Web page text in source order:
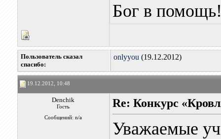
Бог в
Пользователь сказал
cпасибо:
onlyyou (19.12.2012)
19.12.2012, 10:48
Denchik
Гость
Сообщений: n/a
Re: Конкурс
Уважаемые